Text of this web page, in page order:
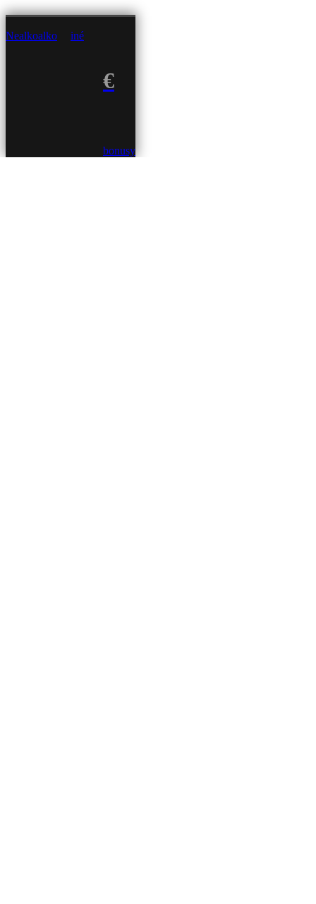
Nealkoalko iné
€
bonusy